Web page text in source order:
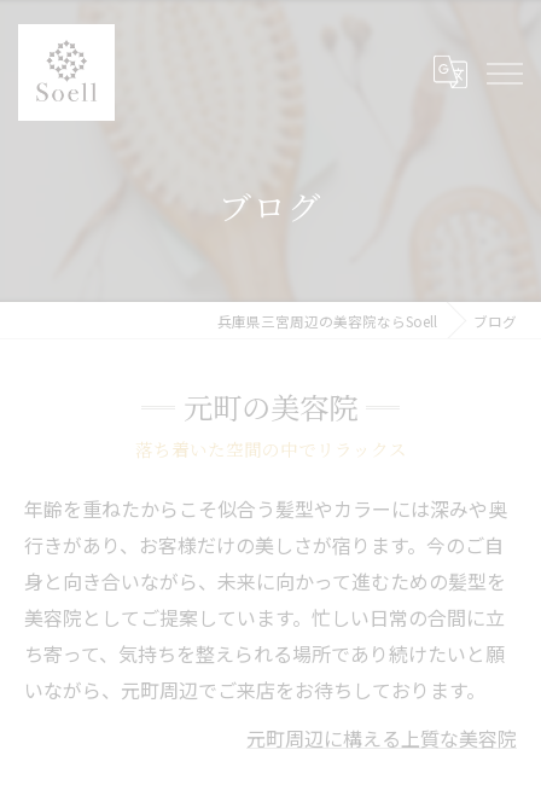
ブログ
兵庫県三宮周辺の美容院ならSoell ブログ
元町の美容院
落ち着いた空間の中でリラックス
年齢を重ねたからこそ似合う髪型やカラーには深みや奥
行きがあり、お客様だけの美しさが宿ります。今のご自
身と向き合いながら、未来に向かって進むための髪型を
美容院としてご提案しています。忙しい日常の合間に立
ち寄って、気持ちを整えられる場所であり続けたいと願
いながら、元町周辺でご来店をお待ちしております。
元町周辺に構える上質な美容院